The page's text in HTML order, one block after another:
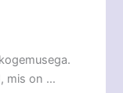
mis on …